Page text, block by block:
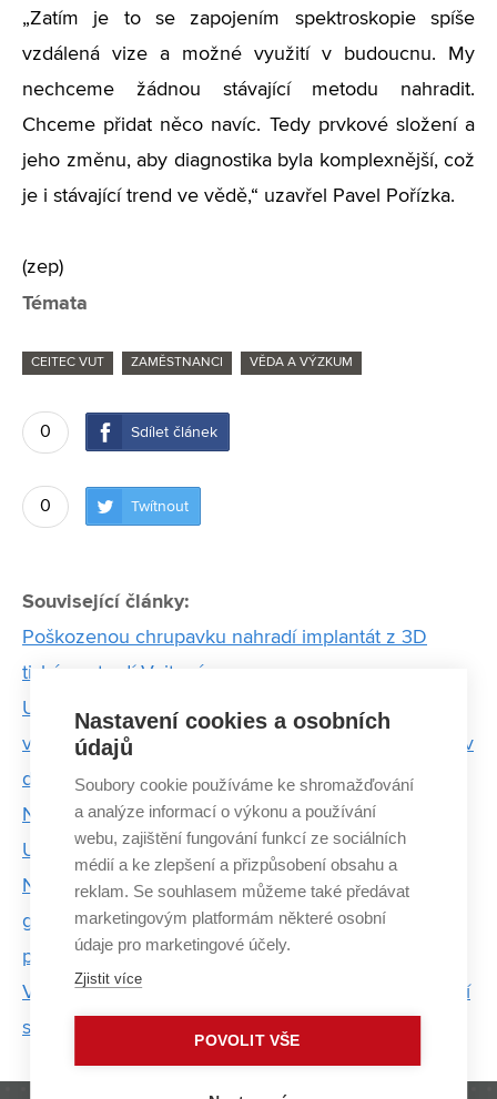
„Zatím je to se zapojením spektroskopie spíše
vzdálená vize a možné využití v budoucnu. My
nechceme žádnou stávající metodu nahradit.
Chceme přidat něco navíc. Tedy prvkové složení a
jeho změnu, aby diagnostika byla komplexnější, což
je i stávající trend ve vědě,“ uzavřel Pavel Pořízka.
(zep)
Témata
CEITEC VUT ZAMĚSTNANCI VĚDA A VÝZKUM
0 Sdílet článek
0 Twítnout
Související články:
Poškozenou chrupavku nahradí implantát z 3D
tiskárny, tvrdí Vojtová
Unikátní robotický skener otevírá nové možnosti
využití termovize v medicíně. Uplatnění ale najde i v
dalších odvětvích
Na CEITEC VUT vyvíjejí neprůstřelnou keramiku.
Uplatnění najde v armádě
Na CEITEC VUT mají už druhého vědce s ERC
grantem. Petr Neugebauer se bude zabývat
paramagnetickou rezonancí
Ve vývoji nanobotů patříme mezi pět předních zemí
světa. Za jejich výzkumem stojí Martin Pumera
Nastavení cookies a osobních
údajů
Soubory cookie používáme ke shromažďování
a analýze informací o výkonu a používání
webu, zajištění fungování funkcí ze sociálních
médií a ke zlepšení a přizpůsobení obsahu a
reklam. Se souhlasem můžeme také předávat
marketingovým platformám některé osobní
údaje pro marketingové účely.
Zjistit více
POVOLIT VŠE